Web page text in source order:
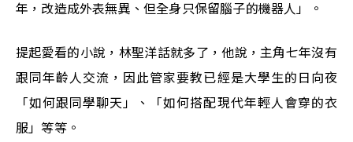
年，改造成外表無異、但全身只保留腦子的機器人」。
提起愛看的小說，林聖洋話就多了，他說，主角七年沒有
跟同年齡人交流，因此管家要教已經是大學生的日向夜
「如何跟同學聊天」、「如何搭配現代年輕人會穿的衣
服」等等。